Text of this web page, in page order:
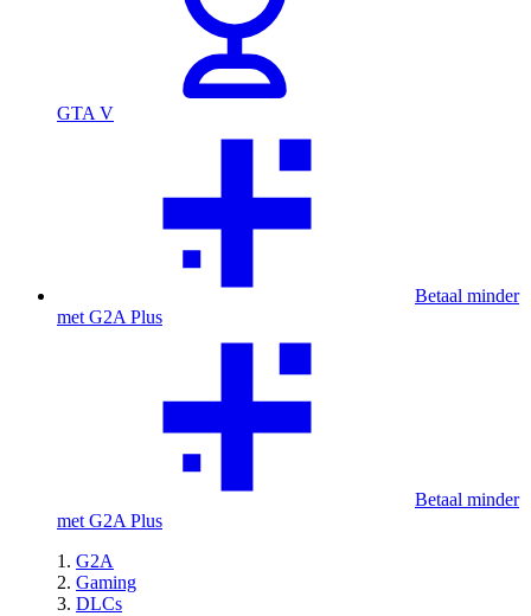
GTA V
Betaal minder
met G2A Plus
Betaal minder
met G2A Plus
G2A
Gaming
DLCs